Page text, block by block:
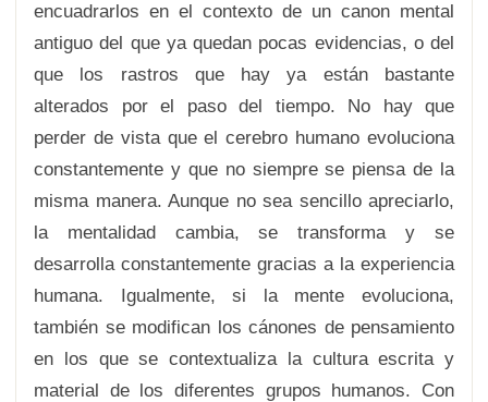
encuadrarlos en el contexto de un canon mental
antiguo del que ya quedan pocas evidencias, o del
que los rastros que hay ya están bastante
alterados por el paso del tiempo. No hay que
perder de vista que el cerebro humano evoluciona
constantemente y que no siempre se piensa de la
misma manera. Aunque no sea sencillo apreciarlo,
la mentalidad cambia, se transforma y se
desarrolla constantemente gracias a la experiencia
humana. Igualmente, si la mente evoluciona,
también se modifican los cánones de pensamiento
en los que se contextualiza la cultura escrita y
material de los diferentes grupos humanos. Con